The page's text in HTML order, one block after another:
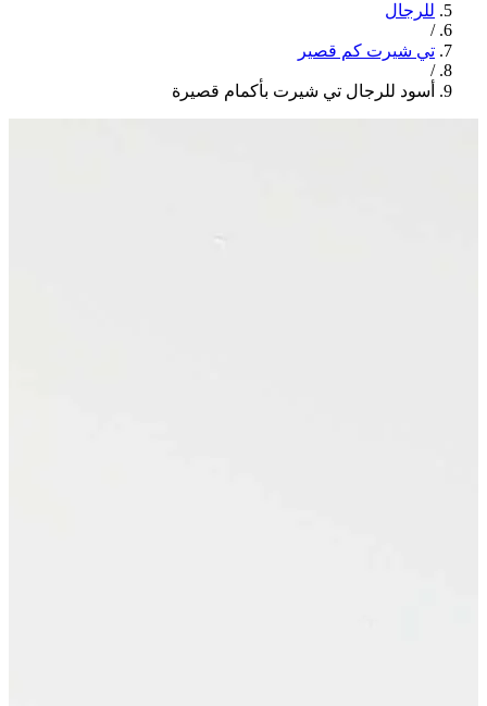
للرجال
/
تي شيرت كم قصير
/
أسود للرجال تي شيرت بأكمام قصيرة